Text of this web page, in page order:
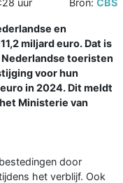
en
miljard euro. Dat is
Nederlandse toeristen
voor hun
in 2024. Dit meldt
Ministerie van
door
het verblijf. Ook